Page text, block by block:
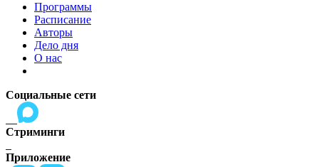
Программы
Расписание
Авторы
Дело дня
О нас
Социальные сети
Стриминги
Приложение